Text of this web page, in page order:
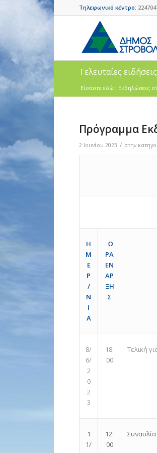
Τηλεφωνικό κέντρο:
Τελευταίες ειδήσεις
Είσαστε εδώ: Eκδηλώσεις
Πρόγραμμα
2 Ιουνίου 2023 / στην
Η
Μ
Ε
Ρ
/
Ν
Ι
Α
Ω
ΡΑ
ΕΝ
ΑΡ
ΞΗ
Σ
8/
6/
2
0
2
3
18:
00
Τελική
1
1/
12:
00